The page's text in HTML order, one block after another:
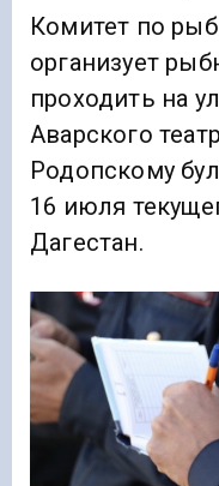
Комитет по
организует
проходить на
Аварского
Родопскому
16 июля
Дагестан.